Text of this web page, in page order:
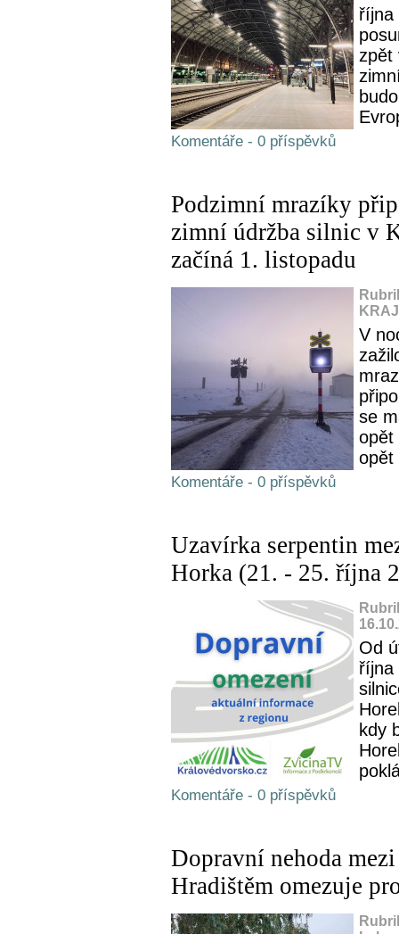
října
zpět
Komentáře - 0 příspěvků
Podzimní mrazíky
zimní údržba silnic v
začíná 1. listopadu
V
se
opět
opět
Komentáře - 0 příspěvků
Uzavírka serpentin
Horka (21. - 25. října
Od
října
kdy
Komentáře - 0 příspěvků
Dopravní nehoda
Hradištěm omezuje